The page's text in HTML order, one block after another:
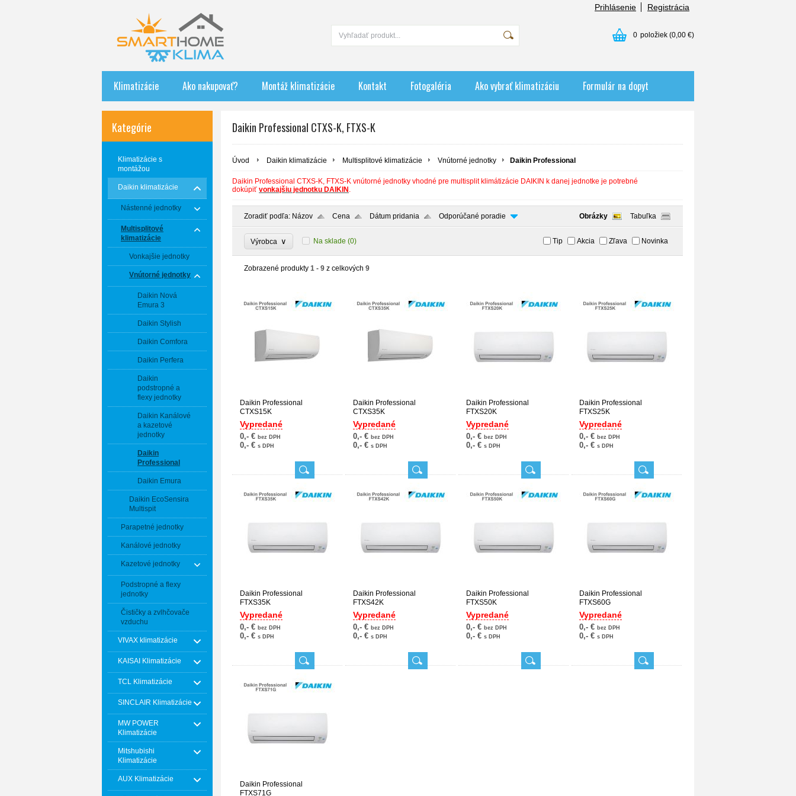
Prihlásenie Registrácia
0 položiek (0,00 €)
Klimatizácie Ako nakupovať? Montáž klimatizácie Kontakt Fotogaléria Ako vybrať klimatizáciu Formulár na dopyt
Kategórie
Klimatizácie s
montážou
Daikin klimatizácie
Nástenné jednotky
Multisplitové
klimatizácie
Vonkajšie jednotky
Vnútorné jednotky
Daikin Nová
Emura 3
Daikin Stylish
Daikin Comfora
Daikin Perfera
Daikin
podstropné a
flexy jednotky
Daikin Kanálové
a kazetové
jednotky
Daikin
Professional
Daikin Emura
Daikin EcoSensira
Multispit
Parapetné jednotky
Kanálové jednotky
Kazetové jednotky
Podstropné a flexy
jednotky
Čističky a zvlhčovače
vzduchu
VIVAX klimatizácie
KAISAI Klimatizácie
TCL Klimatizácie
SINCLAIR Klimatizácie
MW POWER
Klimatizácie
Mitshubishi
Klimatizácie
AUX Klimatizácie
Daikin Professional CTXS-K, FTXS-K
Úvod Daikin klimatizácie Multisplitové klimatizácie Vnútorné jednotky Daikin Professional
Daikin Professional CTXS-K, FTXS-K vnútorné jednotky vhodné pre multisplit klimátizácie DAIKIN k danej jednotke je potrebné
dokúpiť vonkajšiu jednotku DAIKIN .
Zoradiť podľa: Názov Cena Dátum pridania Odporúčané poradie Obrázky Tabuľka
Výrobca ∨ Na sklade (0) Tip Akcia Zľava Novinka
Zobrazené produkty 1 - 9 z celkových 9
Daikin Professional
CTXS15K
Vypredané
0,- € bez DPH
0,- € s DPH
Daikin Professional
CTXS35K
Vypredané
0,- € bez DPH
0,- € s DPH
Daikin Professional
FTXS20K
Vypredané
0,- € bez DPH
0,- € s DPH
Daikin Professional
FTXS25K
Vypredané
0,- € bez DPH
0,- € s DPH
Daikin Professional
FTXS35K
Vypredané
0,- € bez DPH
0,- € s DPH
Daikin Professional
FTXS42K
Vypredané
0,- € bez DPH
0,- € s DPH
Daikin Professional
FTXS50K
Vypredané
0,- € bez DPH
0,- € s DPH
Daikin Professional
FTXS60G
Vypredané
0,- € bez DPH
0,- € s DPH
Daikin Professional
FTXS71G